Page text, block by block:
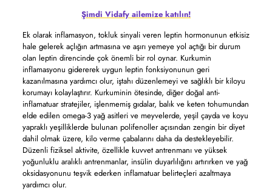
Şimdi Vidafy ailemize katılın!
Ek olarak inflamasyon, tokluk sinyali veren leptin hormonunun etkisiz
hale gelerek açlığın artmasına ve aşırı yemeye yol açtığı bir durum
olan leptin direncinde çok önemli bir rol oynar. Kurkumin
inflamasyonu gidererek uygun leptin fonksiyonunun geri
kazanılmasına yardımcı olur, iştahı düzenlemeyi ve sağlıklı bir kiloyu
korumayı kolaylaştırır. Kurkuminin ötesinde, diğer doğal anti-
inflamatuar stratejiler, işlenmemiş gıdalar, balık ve keten tohumundan
elde edilen omega-3 yağ asitleri ve meyvelerde, yeşil çayda ve koyu
yapraklı yeşilliklerde bulunan polifenoller açısından zengin bir diyet
dahil olmak üzere, kilo verme çabalarını daha da destekleyebilir.
Düzenli fiziksel aktivite, özellikle kuvvet antrenmanı ve yüksek
yoğunluklu aralıklı antrenmanlar, insülin duyarlılığını artırırken ve yağ
oksidasyonunu teşvik ederken inflamatuar belirteçleri azaltmaya
yardımcı olur.